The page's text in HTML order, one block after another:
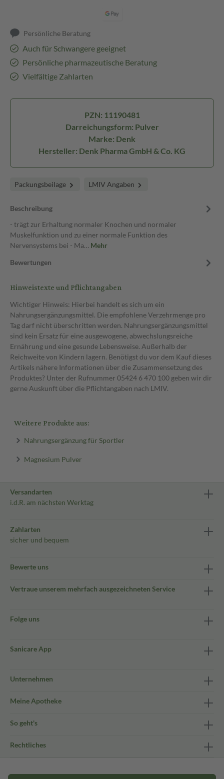
Persönliche Beratung
Auch für Schwangere geeignet
Persönliche pharmazeutische Beratung
Vielfältige Zahlarten
PZN: 11190481
Darreichungsform: Pulver
Marke: Denk
Hersteller: Denk Pharma GmbH & Co. KG
Packungsbeilage LMIV Angaben
Beschreibung
- trägt zur Erhaltung normaler Knochen und normaler
Muskelfunktion und zu einer normale Funktion des
Nervensystems bei - Ma… Mehr
Bewertungen
Hinweistexte und Pflichtangaben
Wichtiger Hinweis: Hierbei handelt es sich um ein
Nahrungsergänzungsmittel. Die empfohlene Verzehrmenge pro
Tag darf nicht überschritten werden. Nahrungsergänzungsmittel
sind kein Ersatz für eine ausgewogene, abwechslungsreiche
Ernährung und eine gesunde Lebensweise. Außerhalb der
Reichweite von Kindern lagern. Benötigst du vor dem Kauf dieses
Artikels nähere Informationen über die Zusammensetzung des
Produktes? Unter der Rufnummer 05424 6 470 100 geben wir dir
gerne Auskunft über die Pflichtangaben nach LMIV.
Weitere Produkte aus:
Nahrungsergänzung für Sportler
Magnesium Pulver
Versandarten
i.d.R. am nächsten Werktag
Zahlarten
sicher und bequem
Bewerte uns
Vertraue unserem mehrfach ausgezeichneten Service
Folge uns
Sanicare App
Unternehmen
Meine Apotheke
So geht's
Rechtliches